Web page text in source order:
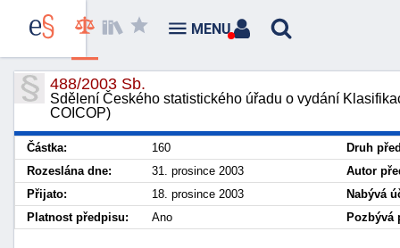
488/2003 Sb.
Sdělení Českého statistického úřadu o vydání
COICOP)
Částka: 160
Druh
Rozeslána dne:
31. prosince 2003
Autor
Přijato:
18. prosince 2003
Nabývá
Platnost předpisu:
Ano Pozbývá
MENU